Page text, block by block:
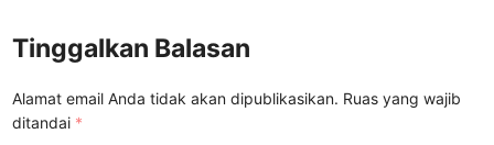
Tinggalkan Balasan
Alamat email Anda tidak akan dipublikasikan. Ruas yang wajib
ditandai *